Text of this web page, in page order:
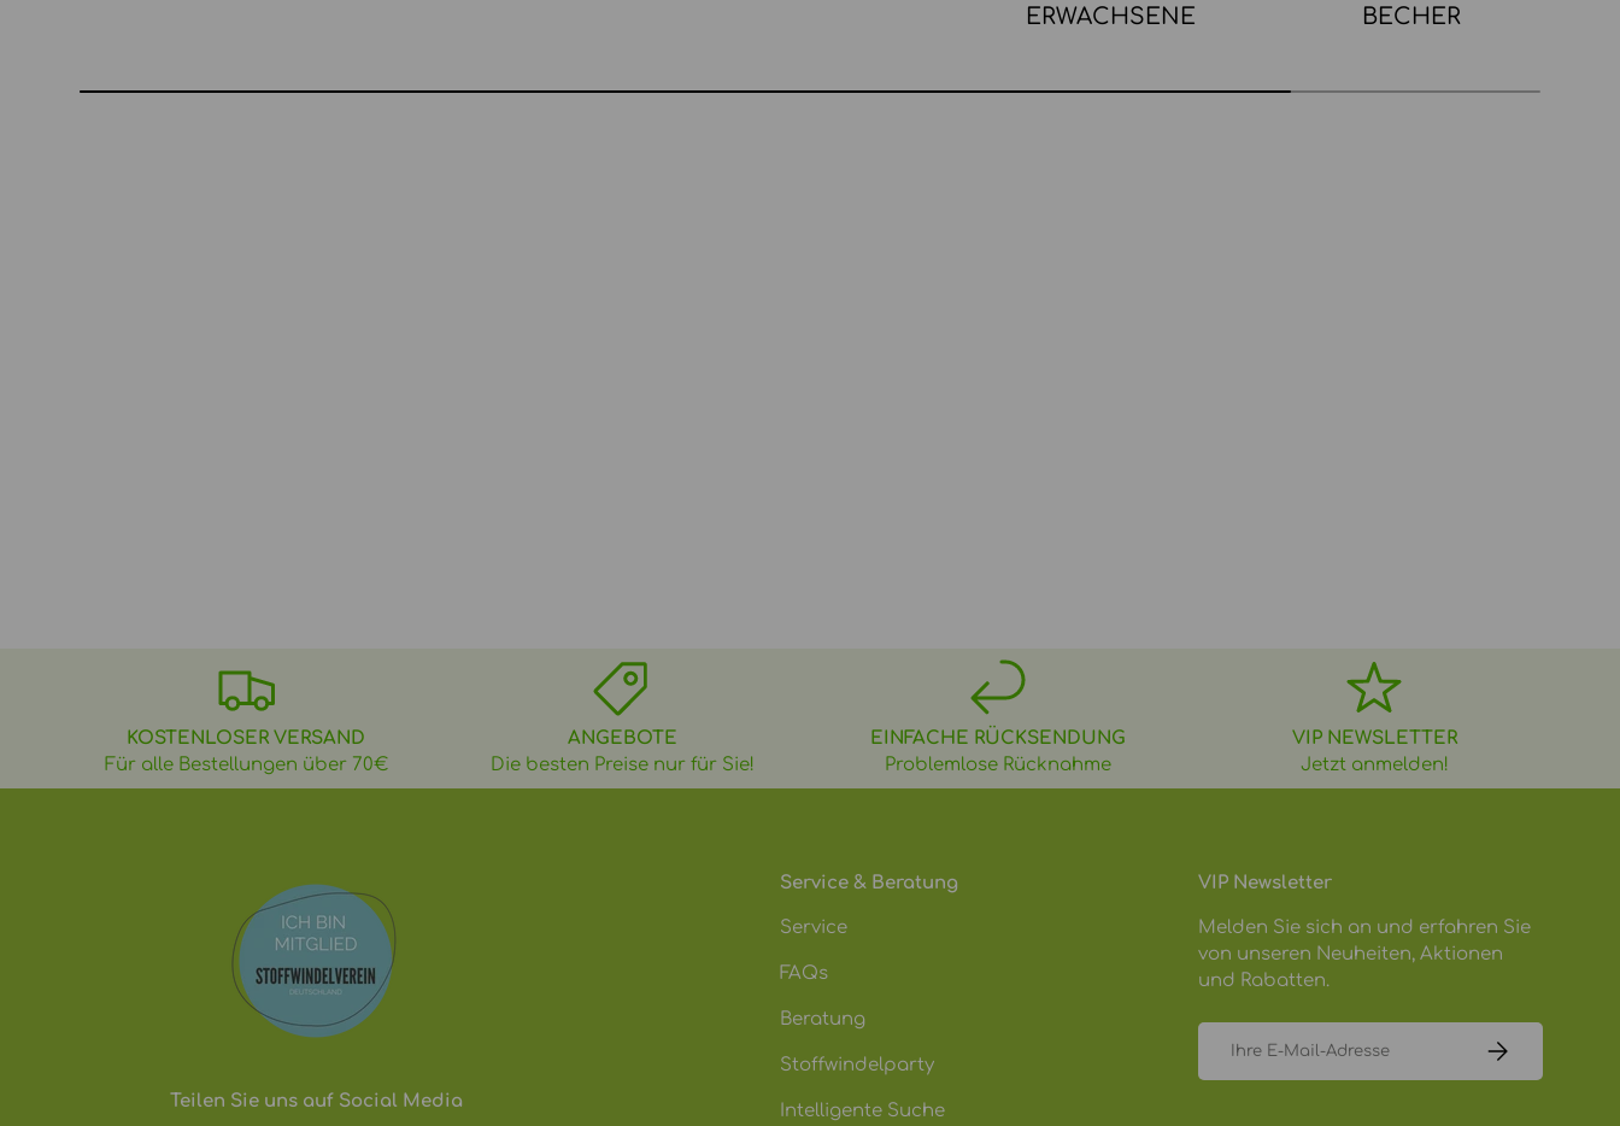
ERWACHSENE
BECHER
KOSTENLOSER VERSAND
Für alle Bestellungen über 70€
ANGEBOTE
Die besten Preise nur für Sie!
EINFACHE RÜCKSENDUNG
Problemlose Rücknahme
VIP NEWSLETTER
Jetzt anmelden!
Teilen Sie uns auf Social Media
Service & Beratung
Service
FAQs
Beratung
Stoffwindelparty
Intelligente Suche
VIP Newsletter
Melden Sie sich an und erfahren Sie
von unseren Neuheiten, Aktionen
und Rabatten.
ABONNIEREN